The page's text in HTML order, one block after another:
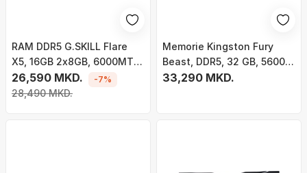
RAM DDR5 G.SKILL Flare
X5, 16GB 2x8GB, 6000MT/s
CL30, i zi
26,590 MKD.
28,490 MKD.
-7%
Memorie Kingston Fury
Beast, DDR5, 32 GB, 5600
MHz, CL36,
33,290 MKD.